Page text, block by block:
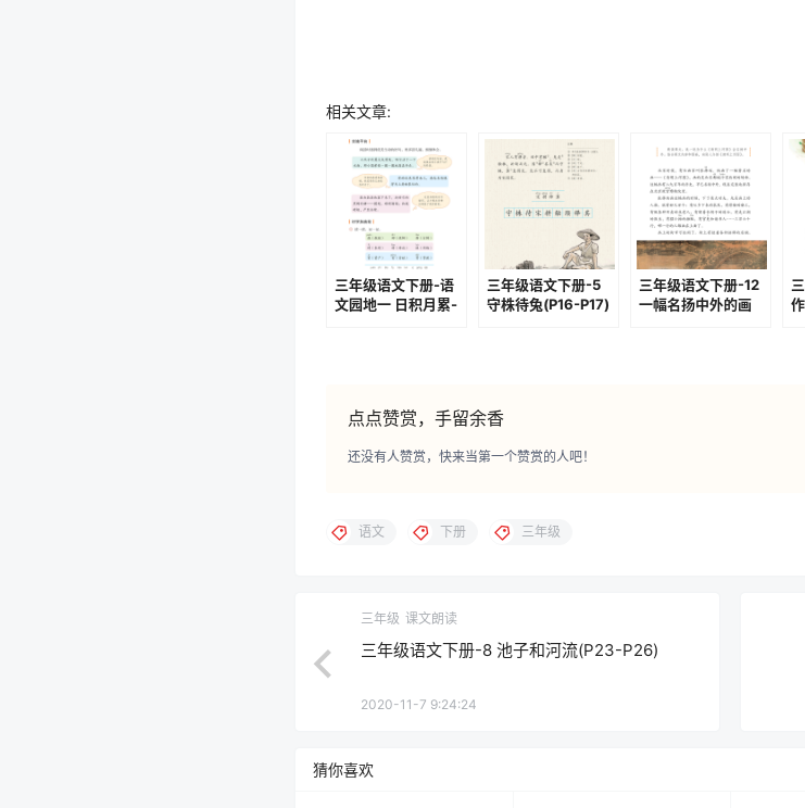
相关文章:
三年级语文下册-语
文园地一 日积月累-
三年级语文下册-5
守株待兔(P16-P17)
三年级语文下册-12
一幅名扬中外的画
点点赞赏，手留余香
还没有人赞赏，快来当第一个赞赏的人吧！
语文 下册 三年级
三年级 课文朗读
三年级语文下册-8 池子和河流(P23-P26)
2020-11-7 9:24:24
猜你喜欢